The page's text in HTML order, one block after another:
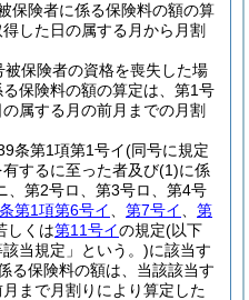
保険者に係る保険料の額の算
した日の属する月から月割
保険者の資格を喪失した場
保険料の額の算定は、第1号
属する月の前月までの月割
条第1項第1号イ(同号に規定
するに至った者及び(1)に係
、第2号ロ、第3号ロ、第4号
第1項第6号イ 第7号イ
第
しくは第11号イの規定(以下
当規定」という。)に該当す
る保険料の額は、当該該当す
まで月割りにより算定した